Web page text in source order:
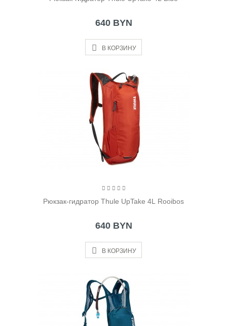
640 BYN
В КОРЗИНУ
Рюкзак-гидратор Thule UpTake 4L Rooibos
640 BYN
В КОРЗИНУ